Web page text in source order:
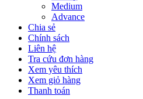
Medium
Advance
Chia sẻ
Chính sách
Liên hệ
Tra cứu đơn hàng
Xem yêu thích
Xem giỏ hàng
Thanh toán